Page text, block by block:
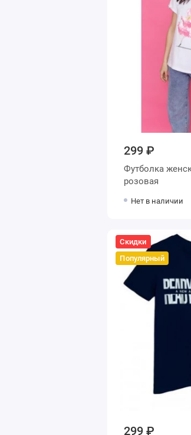
299 ₽
Футболка женская из кулирки
розовая
Нет в наличии
Скидки
Популярный
299 ₽